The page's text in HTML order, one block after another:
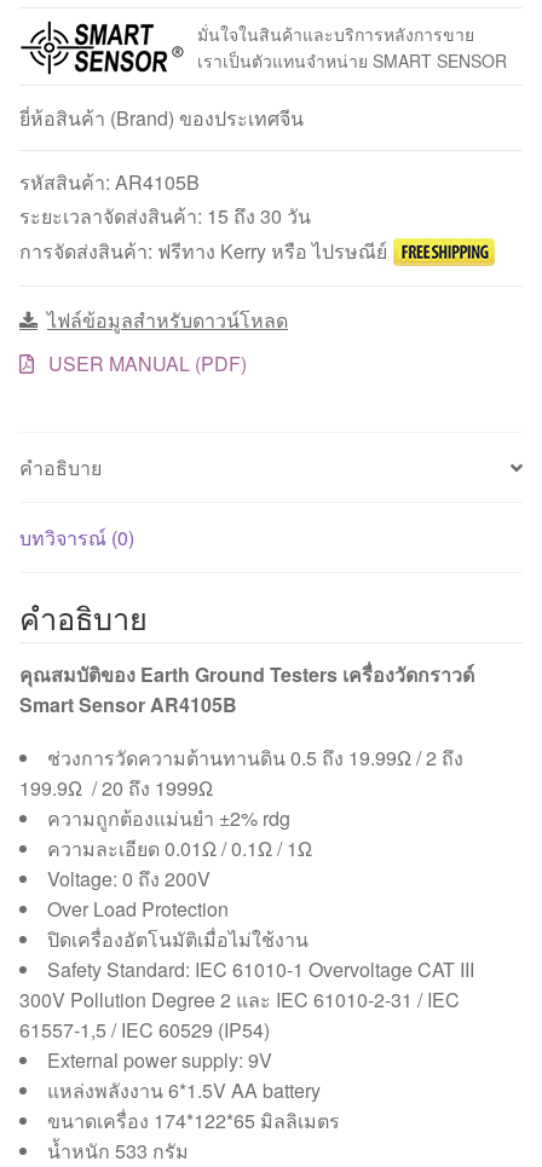
มั่นใจในสินค้าและบริการหลังการขาย
เราเป็นตัวแทนจำหน่าย SMART SENSOR
ยี่ห้อสินค้า (Brand) ของประเทศจีน
รหัสสินค้า: AR4105B
ระยะเวลาจัดส่งสินค้า: 15 ถึง 30 วัน
การจัดส่งสินค้า: ฟรีทาง Kerry หรือ ไปรษณีย์
ไฟล์ข้อมูลสำหรับดาวน์โหลด
USER MANUAL (PDF)
คำอธิบาย
บทวิจารณ์ (0)
คำอธิบาย
คุณสมบัติของ Earth Ground Testers เครื่องวัดกราวด์
Smart Sensor AR4105B
ช่วงการวัดความต้านทานดิน 0.5 ถึง 19.99Ω / 2 ถึง
199.9Ω / 20 ถึง 1999Ω
ความถูกต้องแม่นยำ ±2% rdg
ความละเอียด 0.01Ω / 0.1Ω / 1Ω
Voltage: 0 ถึง 200V
Over Load Protection
ปิดเครื่องอัตโนมัติเมื่อไม่ใช้งาน
Safety Standard: IEC 61010-1 Overvoltage CAT III
300V Pollution Degree 2 และ IEC 61010-2-31 / IEC
61557-1,5 / IEC 60529 (IP54)
External power supply: 9V
แหล่งพลังงาน 6*1.5V AA battery
ขนาดเครื่อง 174*122*65 มิลลิเมตร
น้ำหนัก 533 กรัม